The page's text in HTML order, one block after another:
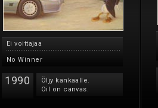
Ei voittajaa
No Winner
1990
Öljy kankaalle.
Oil on canvas.